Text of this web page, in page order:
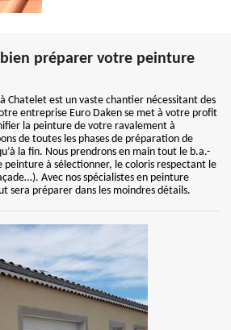
préparer votre peinture
Chatelet est un vaste chantier nécessitant des
entreprise Euro Daken se met à votre profit
la peinture de votre ravalement à
de toutes les phases de préparation de
la fin. Nous prendrons en main tout le b.a.-
peinture à sélectionner, le coloris respectant le
Avec nos spécialistes en peinture
sera préparer dans les moindres détails.